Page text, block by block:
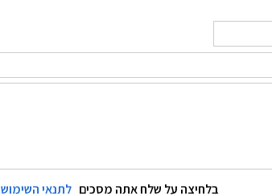
בלחיצה על שלח אתה מסכים לתנאי השימוש